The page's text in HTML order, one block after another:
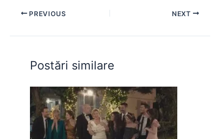
e
o
o
k
s
p
p
n
g
er
e
PREVIOUS NEXT
Postări similare